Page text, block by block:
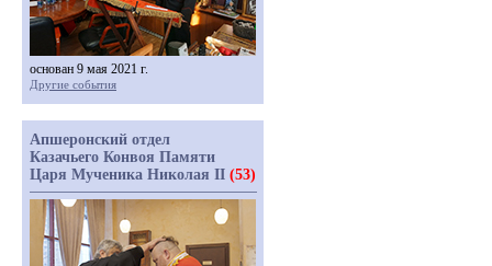
основан 9 мая 2021 г.
Другие события
Апшеронский отдел
Казачьего Конвоя Памяти
Царя Мученика Николая II (53)